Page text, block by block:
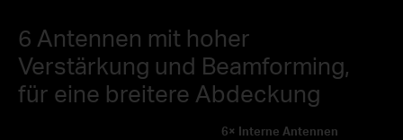
6 Antennen mit hoher
Verstärkung und Beamforming,
für eine breitere Abdeckung
6× Interne Antennen